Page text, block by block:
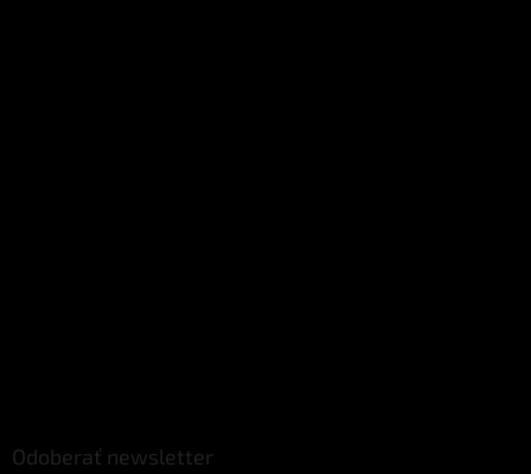
Odoberať newsletter